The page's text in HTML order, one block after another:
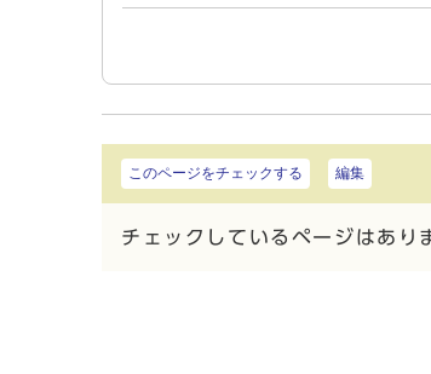
このページをチェックする 編集
チェックしているページはあり